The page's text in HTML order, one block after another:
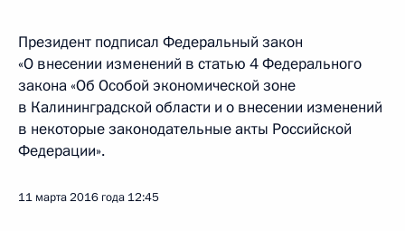
Президент подписал Федеральный закон
«О внесении изменений в статью 4 Федерального
закона «Об Особой экономической зоне
в Калининградской области и о внесении изменений
в некоторые законодательные акты Российской
Федерации».
11 марта 2016 года 12:45